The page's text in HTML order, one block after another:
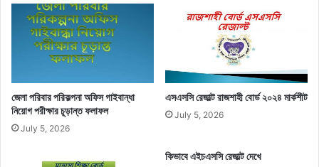
জেলা পরিবার পরিকল্পনা অফিস গাইবান্ধা
নিয়োগ পরীক্ষার চূড়ান্ত ফলাফল
July 5, 2026
এসএসসি রেজাল্ট রাজশাহী বোর্ড ২০২৪ মার্কশীট
July 5, 2026
কিভাবে এইচএসসি রেজাল্ট দেখে